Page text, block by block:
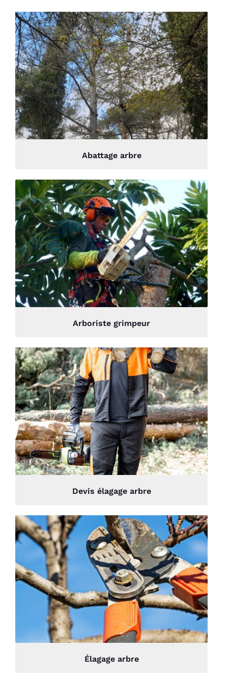
Abattage arbre
Arboriste grimpeur
Devis élagage arbre
Élagage arbre